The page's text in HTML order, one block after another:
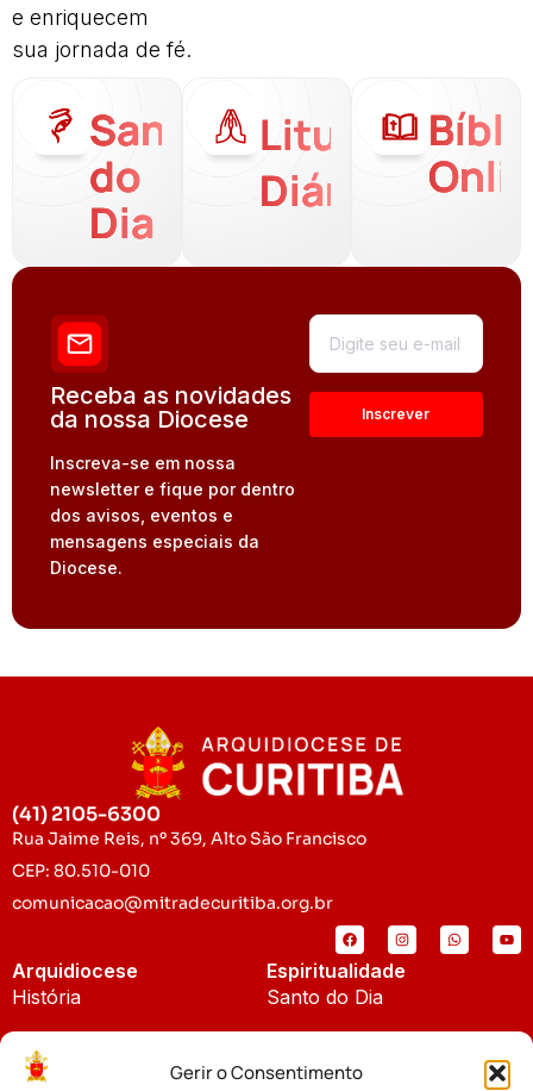
Gerir o Consentimento
e enriquecem
sua jornada de fé.
Santo
do
Dia
Liturgia
Diária
Receba as novidades
da nossa Diocese
Inscreva-se em nossa
newsletter e fique por dentro
dos avisos, eventos e
mensagens especiais da
Diocese.
(41) 2105-6300
Rua Jaime Reis, nº 369, Alto São Francisco
CEP: 80.510-010
comunicacao@mitradecuritiba.org.br
Arquidiocese
História
Padroeira
Espiritualidade
Santo do Dia